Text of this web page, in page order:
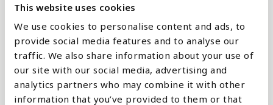
This website uses cookies
We use cookies to personalise content and ads, to
provide social media features and to analyse our
traffic. We also share information about your use of
our site with our social media, advertising and
analytics partners who may combine it with other
information that you’ve provided to them or that
0
6,000M
197019721974197619781980198219841986 19881990199219941996199820002002200420062008201020122014201620182020 20222024
Stapeldiagram